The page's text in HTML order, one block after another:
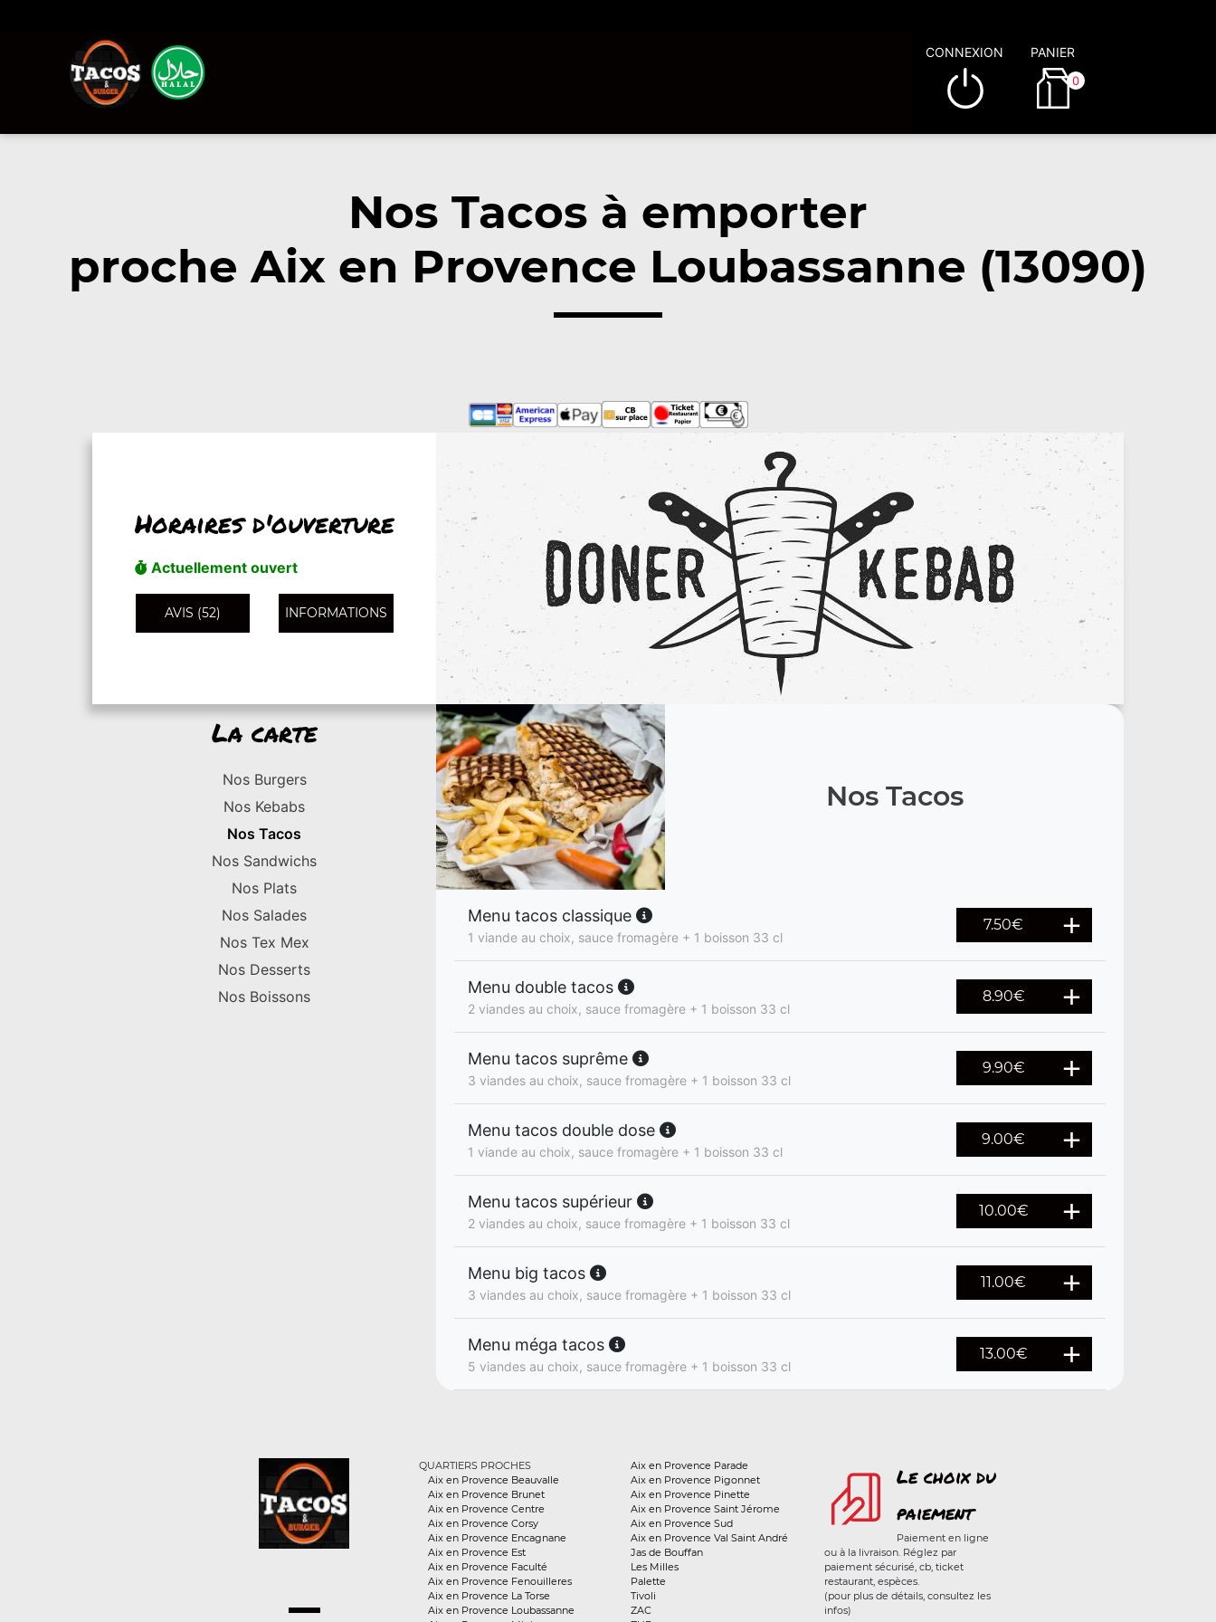
CONNEXION PANIER
0
Nos Tacos à emporter
proche Aix en Provence Loubassanne (13090)
Horaires d'ouverture
Actuellement ouvert
AVIS (52) INFORMATIONS
La carte
Nos Burgers
Nos Kebabs
Nos Tacos
Nos Sandwichs
Nos Plats
Nos Salades
Nos Tex Mex
Nos Desserts
Nos Boissons
Nos Tacos
Menu tacos classique
1 viande au choix, sauce fromagère + 1 boisson 33 cl
7.50€
Menu double tacos
2 viandes au choix, sauce fromagère + 1 boisson 33 cl
8.90€
Menu tacos suprême
3 viandes au choix, sauce fromagère + 1 boisson 33 cl
9.90€
Menu tacos double dose
1 viande au choix, sauce fromagère + 1 boisson 33 cl
9.00€
Menu tacos supérieur
2 viandes au choix, sauce fromagère + 1 boisson 33 cl
10.00€
Menu big tacos
3 viandes au choix, sauce fromagère + 1 boisson 33 cl
11.00€
Menu méga tacos
5 viandes au choix, sauce fromagère + 1 boisson 33 cl
13.00€
QUARTIERS PROCHES
Aix en Provence Beauvalle
Aix en Provence Brunet
Aix en Provence Centre
Aix en Provence Corsy
Aix en Provence Encagnane
Aix en Provence Est
Aix en Provence Faculté
Aix en Provence Fenouilleres
Aix en Provence La Torse
Aix en Provence Loubassanne
Aix en Provence Parade
Aix en Provence Pigonnet
Aix en Provence Pinette
Aix en Provence Saint Jérome
Aix en Provence Sud
Aix en Provence Val Saint André
Jas de Bouffan
Les Milles
Palette
Tivoli
ZAC
Le choix du
paiement
Paiement en ligne
ou à la livraison. Réglez par
paiement sécurisé, cb, ticket
restaurant, espèces.
(pour plus de détails, consultez les
infos)